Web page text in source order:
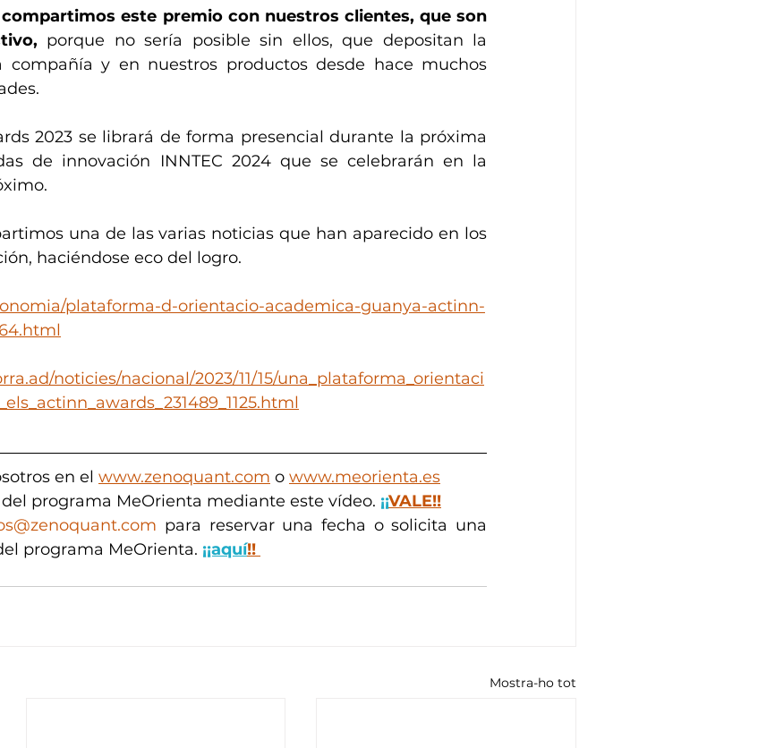
compartimos este premio con nuestros clientes, que son
porque no sería posible sin ellos, que depositan la
compañía y en nuestros productos desde hace muchos
2023 se librará de forma presencial durante la próxima
de innovación INNTEC 2024 que se celebrarán en la
una de las varias noticias que han aparecido en los
haciéndose eco del logro.
plataforma-d-orientacio-academica-guanya-actinn-
noticies/nacional/2023/11/15/una_plataforma_orientaci
en el www.zenoquant.com o www.meorienta.es
programa MeOrienta mediante este vídeo. ¡¡VALE!!
para reservar una fecha o solicita una
programa MeOrienta. ¡¡aquí!!
Mostra-ho tot